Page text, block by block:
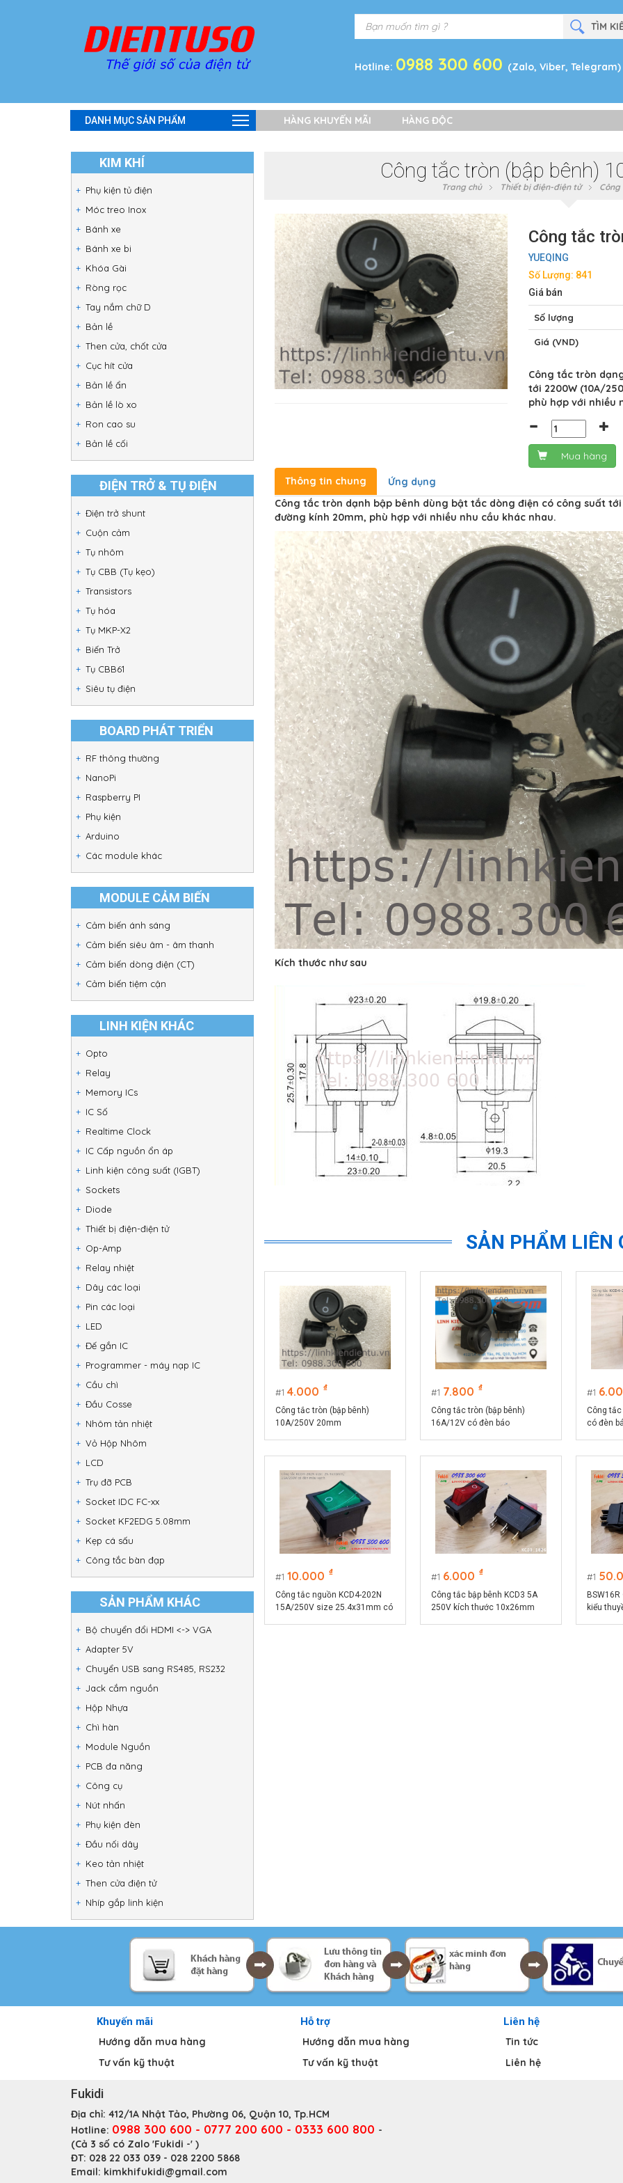
Hotline: 0988 300 600 (Zalo, Viber, Telegram)
DANH MỤC SẢN PHẨM HÀNG KHUYẾN MÃI HÀNG ĐỘC
KIM KHÍ
Phụ kiện tủ điện
Móc treo Inox
Bánh xe
Bánh xe bi
Khóa Gài
Ròng rọc
Tay nắm chữ D
Bản lề
Then cửa, chốt cửa
Cục hít cửa
Bản lề ẩn
Bản lề lò xo
Ron cao su
Bản lề cối
ĐIỆN TRỞ & TỤ ĐIỆN
Điện trở shunt
Cuộn cảm
Tụ nhôm
Tụ CBB (Tụ kẹo)
Transistors
Tụ hóa
Tụ MKP-X2
Biến Trở
Tụ CBB61
Siêu tụ điện
BOARD PHÁT TRIỂN
RF thông thường
NanoPi
Raspberry PI
Phụ kiện
Arduino
Các module khác
MODULE CẢM BIẾN
Cảm biến ánh sáng
Cảm biến siêu âm - âm thanh
Cảm biến dòng điện (CT)
Cảm biến tiệm cận
LINH KIỆN KHÁC
Opto
Relay
Memory ICs
IC Số
Realtime Clock
IC Cấp nguồn ổn áp
Linh kiện công suất (IGBT)
Sockets
Diode
Thiết bị điện-điện tử
Op-Amp
Relay nhiệt
Dây các loại
Pin các loại
LED
Đế gắn IC
Programmer - máy nạp IC
Cầu chì
Đầu Cosse
Nhôm tản nhiệt
Vỏ Hộp Nhôm
LCD
Trụ đỡ PCB
Socket IDC FC-xx
Socket KF2EDG 5.08mm
Kẹp cá sấu
Công tắc bàn đạp
SẢN PHẨM KHÁC
Bộ chuyển đổi HDMI <-> VGA
Adapter 5V
Chuyển USB sang RS485, RS232
Jack cắm nguồn
Hộp Nhựa
Chì hàn
Module Nguồn
PCB đa năng
Công cụ
Nút nhấn
Phụ kiện đèn
Đầu nối dây
Keo tản nhiệt
Then cửa điện tử
Nhíp gắp linh kiện
Công tắc tròn (bập bênh)
Trang chủ Thiết bị điện-điện tử
Công tắc
YUEQING
Số Lượng: 841
Giá bán
Số lượng
Giá (VND)
Công tắc tròn
tới 2200W (10A/
phù hợp với nhiều
Mua hàng
Thông tin chung
Ứng dụng
Công tắc tròn dạnh bập bênh dùng bật tắc dòng điện có công suất
đường kính 20mm, phù hợp với nhiều nhu cầu khác nhau.
Kích thước như sau
SẢN PHẨM LIÊN
1 4.000 ₫
Công tắc tròn (bập bênh)
10A/250V 20mm
1 7.800 ₫
Công tắc tròn (bập bênh)
16A/12V có đèn báo
1
Công
có đèn
1 10.000 ₫
Công tắc nguồn KCD4-202N
15A/250V size 25.4x31mm có
1 6.000 ₫
Công tắc bập bênh KCD3 5A
250V kích thước 10x26mm
1
kiểu
Khuyến mãi
Hướng dẫn mua hàng
Tư vấn kỹ thuật
Hỗ trợ
Hướng dẫn mua hàng
Tư vấn kỹ thuật
Liên hệ
Tin tức
Liên hệ
Fukidi
Địa chỉ: 412/1A Nhật Tảo, Phường 06, Quận 10, Tp.HCM
Hotline: 0988 300 600 - 0777 200 600 - 0333 600 800 -
(Cả 3 số có Zalo 'Fukidi -' )
ĐT: 028 22 033 039 - 028 2200 5868
Email: kimkhifukidi@gmail.com